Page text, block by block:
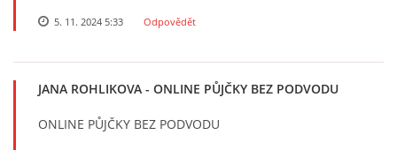
5. 11. 2024 5:33 Odpovědět
JANA ROHLIKOVA - ONLINE PŮJČKY BEZ PODVODU
ONLINE PŮJČKY BEZ PODVODU